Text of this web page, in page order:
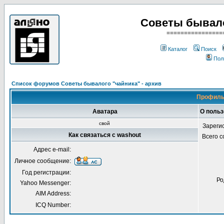
Советы
Каталог
Поиск
Список форумов Советы бывалого "чайника" - архив
Аватара О
свой
Всего
Как связаться с washout
Адрес e-mail:
Личное сообщение:
Год регистрации:
Yahoo Messenger:
AIM Address:
ICQ Number: